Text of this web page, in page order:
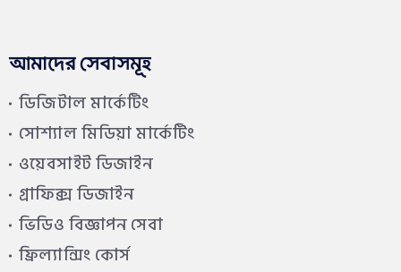
আমাদের সেবাসমূহ
ডিজিটাল মার্কেটিং
সোশ্যাল মিডিয়া মার্কেটিং
ওয়েবসাইট ডিজাইন
গ্রাফিক্স ডিজাইন
ভিডিও বিজ্ঞাপন সেবা
ফ্রিল্যান্সিং কোর্স